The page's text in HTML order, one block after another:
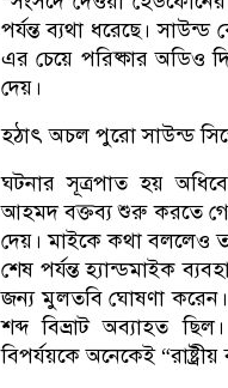
পর্যন্ত ব্যথা ধরেছে।
এর চেয়ে পরিষ্কার অডিও
দেয়।
হঠাৎ অচল পুরো সাউন্ড
ঘটনার সূত্রপাত হয়
আহমদ বক্তব্য শুরু করতে
দেয়। মাইকে কথা বললেও
শেষ পর্যন্ত হ্যান্ডমাইক
জন্য মুলতবি ঘোষণা
শব্দ বিভ্রাট অব্যাহত
বিপর্যয়কে অনেকেই